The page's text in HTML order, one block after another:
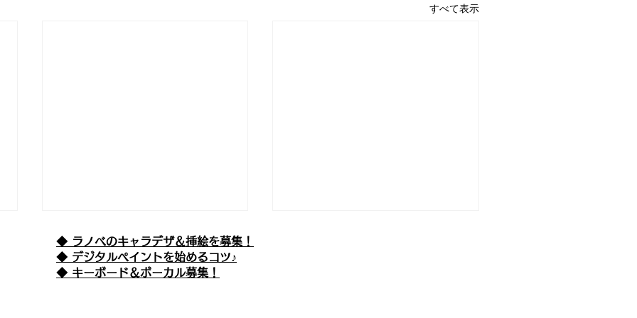
すべて表示
◆ ラノベのキャラデザ＆挿絵を募集！
​◆ デジタルペイントを始めるコツ♪
◆ キーボード＆ボーカル募集！